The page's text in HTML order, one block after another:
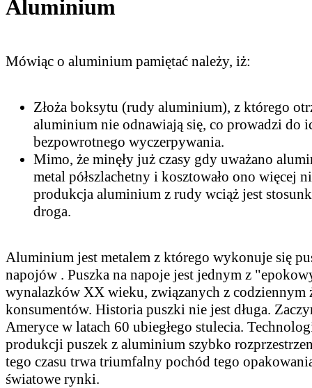
Aluminium
Mówiąc o aluminium pamiętać należy, iż:
Złoża boksytu (rudy aluminium), z którego
aluminium nie odnawiają się, co prowadzi do
bezpowrotnego wyczerpywania.
Mimo, że minęły już czasy gdy uważano
metal półszlachetny i kosztowało ono więcej
produkcja aluminium z rudy wciąż jest
droga.
Aluminium jest metalem z którego wykonuje się
napojów . Puszka na napoje jest jednym z
wynalazków XX wieku, związanych z codziennym
konsumentów. Historia puszki nie jest długa.
Ameryce w latach 60 ubiegłego stulecia.
produkcji puszek z aluminium szybko
tego czasu trwa triumfalny pochód tego
światowe rynki.